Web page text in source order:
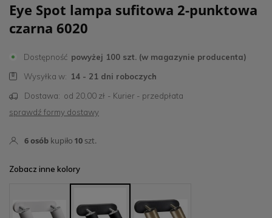
Eye Spot lampa sufitowa 2-punktowa
czarna 6020
Dostępność powyżej 100 szt. (w magazynie producenta)
Wysyłka w: 14 - 21 dni roboczych
Dostawa: od 20,00 zł - Kurier - przedpłata
sprawdź formy dostawy
6osób kupiło 10 szt.
Zobacz inne kolory